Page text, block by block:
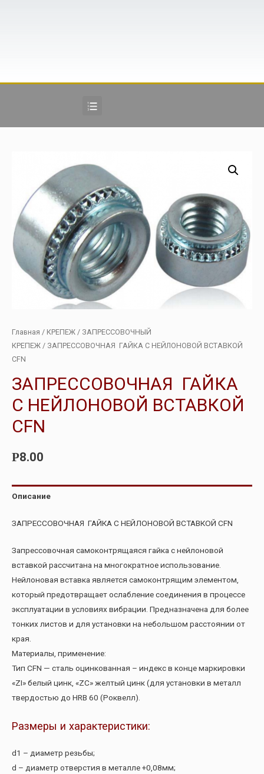
Главная / КРЕПЕЖ / ЗАПРЕССОВОЧНЫЙ
КРЕПЕЖ / ЗАПРЕССОВОЧНАЯ ГАЙКА С НЕЙЛОНОВОЙ ВСТАВКОЙ
CFN
ЗАПРЕССОВОЧНАЯ ГАЙКА
С НЕЙЛОНОВОЙ ВСТАВКОЙ
CFN
Р8.00
Описание
ЗАПРЕССОВОЧНАЯ ГАЙКА С НЕЙЛОНОВОЙ ВСТАВКОЙ CFN
Запрессовочная самоконтрящаяся гайка с нейлоновой
вставкой рассчитана на многократное использование.
Нейлоновая вставка является самоконтрящим элементом,
который предотвращает ослабление соединения в процессе
эксплуатации в условиях вибрации. Предназначена для более
тонких листов и для установки на небольшом расстоянии от
края.
Материалы, применение:
Тип CFN — сталь оцинкованная – индекс в конце маркировки
«ZI» белый цинк, «ZC» желтый цинк (для установки в металл
твердостью до HRB 60 (Роквелл).
Размеры и характеристики:
d1 – диаметр резьбы;
d – диаметр отверстия в металле +0,08мм;